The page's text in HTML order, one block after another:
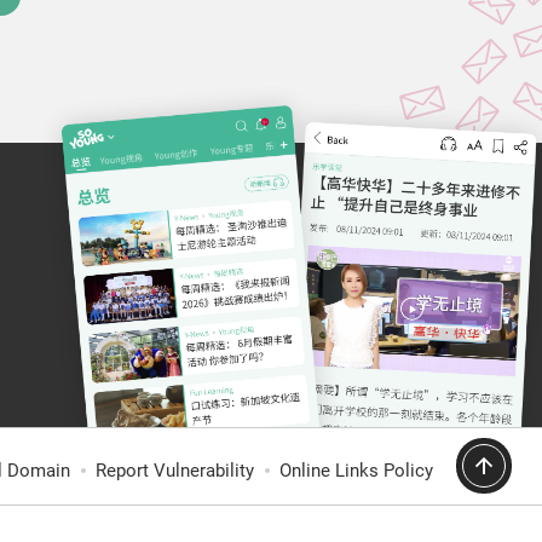
Domain Report Vulnerability Online Links Policy